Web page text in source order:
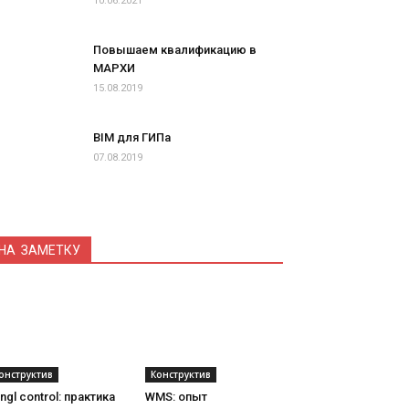
Повышаем квалификацию в
МАРХИ
15.08.2019
BIM для ГИПа
07.08.2019
ЗАМЕТКУ
control: практика
Конструктив
WMS: опыт